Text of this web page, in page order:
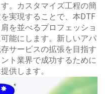
。カスタマイズ工程の簡
実現することで、本DTF
を並べるプロフェッショ
能にします。新しいアパ
サービスの拡張を目指す
ト業界で成功するために
供します。